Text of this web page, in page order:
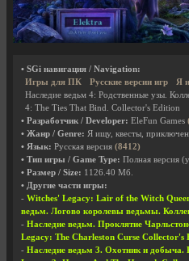
• SGi навигация / Navigation:
Игры для ПК
Русские версии игр
Я
Наследие ведьм 4: Родственные узы.
4: The Ties That Bind. Collector's Edition
• Разработчик / Developer: EleFun Games
• Жанр / Genre: Я ищу, квесты,
• Язык: Русская версия (8412)
• Тип игры / Game Type: Полная версия
• Размер / Size: 1126.40 Мб.
• Другие части игры:
- Witches' Legacy: Lair of the Witch
ведьм. Логово королевы ведьмы.
- Наследие ведьм. Проклятие
Legacy: The Charleston Curse Collector's
- Наследие ведьм 3. Охотник и добыча.